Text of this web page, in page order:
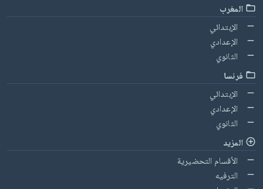
المغرب
الإبتدائي
الإعدادي
الثانوي
فرنسا
الإبتدائي
الإعدادي
الثانوي
المزيد
الأقسام التحضيرية
الترفيه